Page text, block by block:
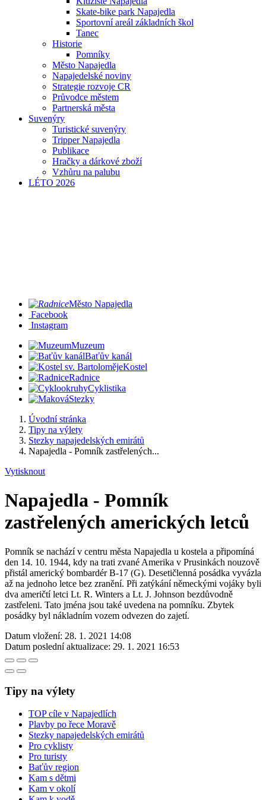
Skate-bike park Napajedla
Sportovní areál základních škol
Tanec
Historie
Pomníky
Město Napajedla
Napajedelské noviny
Strategie rozvoje CR
Průvodce městem
Partnerská města
Suvenýry
Turistické suvenýry
Tripper Napajedla
Publikace
Hračky a dárkové zboží
Vzhůru na palubu
LÉTO 2026
Město Napajedla
Facebook
Instagram
Muzeum
Baťův kanál
Kostel
Radnice
Cyklistika
Stezky
Úvodní stránka
Tipy na výlety
Stezky napajedelských emirátů
Napajedla - Pomník zastřelených...
Vytisknout
Napajedla - Pomník
zastřelených amerických letců
Pomník se nachází v centru města Napajedla u kostela a připomíná
den 14. 10. 1944, kdy na trati zvané Amerika v Prusinkách nouzově
přistál americký bombardér B-17 (G). Desetičlenná posádka vyvázla
až na jednoho letce bez zranění. Při zatýkání německými vojáky byli
dva američtí letci Lt. R. Winters a Lt. J. Johnson bezdůvodně
zastřeleni. Tato jména jsou také uvedena na pomníku. Zbytek
posádky byl nákladním vozem odvezen do zajetí.
Datum vložení: 28. 1. 2021 14:08
Datum poslední aktualizace: 29. 1. 2021 16:53
Tipy na výlety
TOP cíle v Napajedlích
Plavby po řece Moravě
Stezky napajedelských emirátů
Pro cyklisty
Pro turisty
Baťův region
Kam s dětmi
Kam v okolí